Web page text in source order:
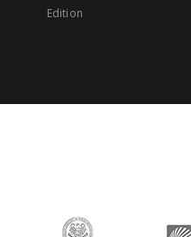
Edition